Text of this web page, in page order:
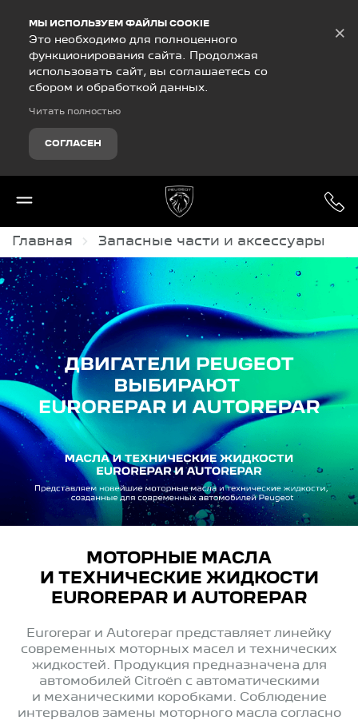
МЫ ИСПОЛЬЗУЕМ ФАЙЛЫ COOKIE
Это необходимо для полноценного
функционирования сайта. Продолжая
использовать сайт, вы соглашаетесь со
сбором и обработкой данных.
Читать полностью
СОГЛАСЕН
×
Главная Запасные части и аксессуары
МОТОРНЫЕ МАСЛА
И ТЕХНИЧЕСКИЕ ЖИДКОСТИ
EUROREPAR И AUTOREPAR
Eurorepar и Autorepar представляет линейку
современных моторных масел и технических
жидкостей. Продукция предназначена для
автомобилей Citroёn с автоматическими
и механическими коробками. Соблюдение
интервалов замены моторного масла согласно